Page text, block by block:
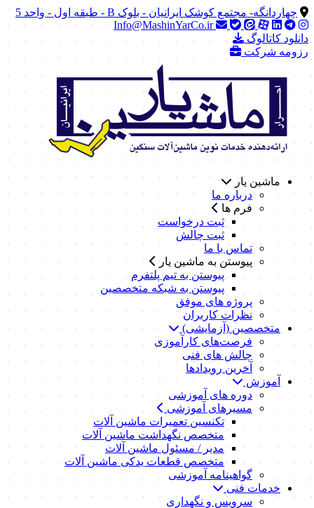
چهاردانگه- مجتمع کوشک ایرانیان - بلوک B - طبقه اول - واحد 5
Info@MashinYarCo.ir
دانلود کاتالوگ
رزومه شرکت
ماشین یار
درباره ما
فرم ها
ثبت درخواست
ثبت چالش
تماس با ما
پیوستن به ماشین یار
پیوستن به تیم پلتفرم
پیوستن به شبکه متخصصین
پروژه های موفق
نظرات کاربران
متخصصین (آزمایشی)
فرصت‌های کارآموزی
چالش های فنی
آخرین رویدادها
آموزش
دوره های آموزشی
مسیرهای آموزشی
تکنسین تعمیرات ماشین آلات
متخصص نگهداشت ماشین آلات
مدیر / مسئول ماشین آلات
متخصص قطعات یدکی ماشین آلات
گواهینامه آموزشی
خدمات فنی
سرویس و نگهداری